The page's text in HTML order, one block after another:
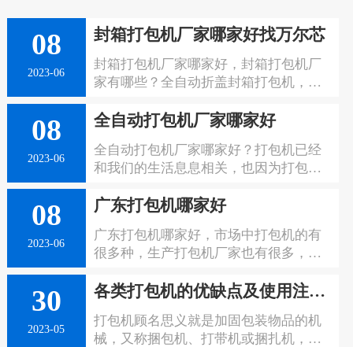
08
2023-06
封箱打包机厂家哪家好找万尔芯
封箱打包机厂家哪家好，封箱打包机厂
家有哪些？全自动折盖封箱打包机，自
是一家专业从事自动化包装机械设备研
的全过程综合性企业；公司在多年的生
产销售实践中积累了丰富的设计及制造
技术团队不断对产品进行技术改进升级
及新产品开发。产品通过了欧盟CE认
证。公司产品销售区域为国内各大省市
及偏远地区；国外百余个国家，受到国
内外客户普遍赞誉。全自动打包机-热
收缩膜包装机-封箱|开箱机-枕式包装机
厂家-广东万尔芯。
08
2023-06
全自动打包机厂家哪家好
全自动打包机厂家哪家好？打包机已经
和我们的生活息息相关，也因为打包机
得更加的效率，这不仅为生产行业节省
能够为企业更加快捷方便的完成生产作
业，那在购买打包机的时候，我们朂关
好？接下来包装机小编为你解答。
08
2023-06
广东打包机哪家好
广东打包机哪家好，市场中打包机的有
很多种，生产打包机厂家也有很多，每
机厂家出现，但是我们如何能够从那么
的厂家生产的打包机才是好的？
30
2023-05
各类打包机的优缺点及使用注意事项
打包机顾名思义就是加固包装物品的机
械，又称捆包机、打带机或捆扎机，是